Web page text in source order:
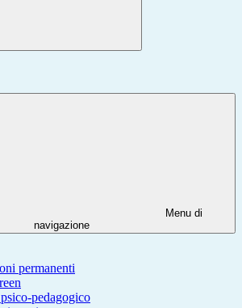
Menu di
navigazione
permanenti
pedagogico